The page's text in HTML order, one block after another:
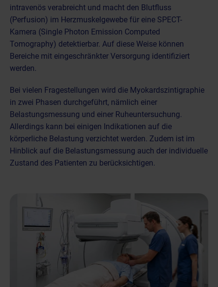
intravenös verabreicht und macht den Blutfluss
(Perfusion) im Herzmuskelgewebe für eine SPECT-
Kamera (Single Photon Emission Computed
Tomography) detektierbar. Auf diese Weise können
Bereiche mit eingeschränkter Versorgung identifiziert
werden.
Bei vielen Fragestellungen wird die Myokardszintigraphie
in zwei Phasen durchgeführt, nämlich einer
Belastungsmessung und einer Ruheuntersuchung.
Allerdings kann bei einigen Indikationen auf die
körperliche Belastung verzichtet werden. Zudem ist im
Hinblick auf die Belastungsmessung auch der individuelle
Zustand des Patienten zu berücksichtigen.